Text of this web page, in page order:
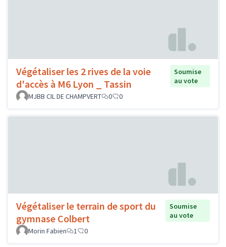
Végétaliser les 2 rives de la voie
d'accès à M6 Lyon _ Tassin
Soumise
au vote
MJBB CIL DE CHAMPVERT
0 0
Végétaliser le terrain de sport du
gymnase Colbert
Soumise
au vote
Morin Fabien
1 0